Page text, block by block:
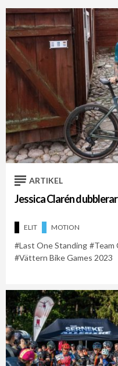
ARTIKEL
Jessica Clarén
ELIT MOTION
Last One Standing
Team
Vättern Bike Games 2023